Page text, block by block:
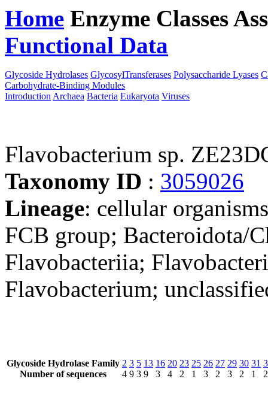
Home Enzyme Classes
Functional Data
Glycoside Hydrolases GlycosylTransferases Polysaccharide Lyases
Carbohydrate-Binding Modules
Introduction Archaea Bacteria Eukaryota Viruses
Flavobacterium sp.
Taxonomy ID : 3059026
Lineage: cellular
FCB group; Bacteroidota/
Flavobacteriia;
Flavobacterium;
Glycoside Hydrolase Family
Number of sequences
2
4
3
9
5
3
13
9
16
3
20
4
23
2
25
1
26
3
27
2
29
3
30
2
31
1
2